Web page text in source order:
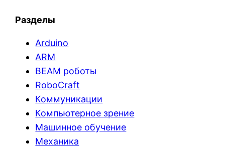
Разделы
Arduino
ARM
BEAM роботы
RoboCraft
Коммуникации
Компьютерное зрение
Машинное обучение
Механика